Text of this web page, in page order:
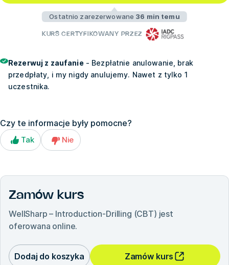
Ostatnio zarezerwowane 36 min temu
KURS CERTYFIKOWANY PRZEZ
Rezerwuj z zaufanie- Bezpłatnie anulowanie, brak
przedpłaty, i my nigdy anulujemy. Nawet z tylko 1
uczestnika.
Czy te informacje były pomocne?
Tak Nie
Zamów kurs
WellSharp – Introduction-Drilling (CBT) jest
oferowana online.
Dodaj do koszyka Zamów kurs